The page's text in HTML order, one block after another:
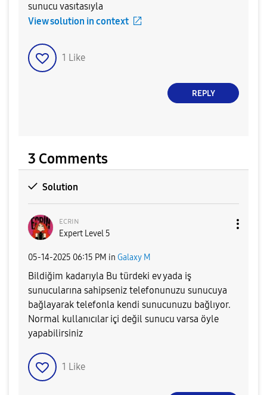
sunucu vasıtasıyla
View solution in context
1 Like
REPLY
3 Comments
Solution
ᴇᴄʀɪɴ
Expert Level 5
‎05-14-2025 06:15 PM in Galaxy M
Bildiğim kadarıyla Bu türdeki ev yada iş
sunucularına sahipseniz telefonunuzu sunucuya
bağlayarak telefonla kendi sunucunuzu bağlıyor.
Normal kullanıcılar içi değil sunucu varsa öyle
yapabilirsiniz
1 Like